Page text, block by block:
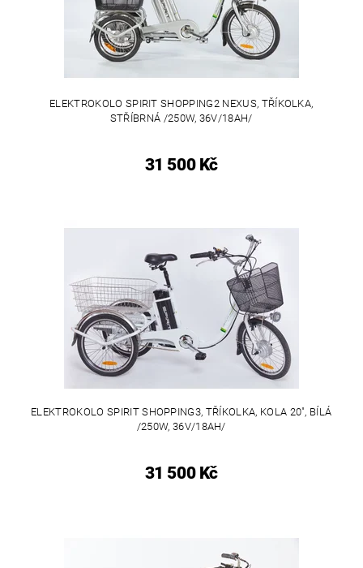
ELEKTROKOLO SPIRIT SHOPPING2 NEXUS, TŘÍKOLKA,
STŘÍBRNÁ /250W, 36V/18AH/
31 500 Kč
ELEKTROKOLO SPIRIT SHOPPING3, TŘÍKOLKA, KOLA 20", BÍLÁ
/250W, 36V/18AH/
31 500 Kč